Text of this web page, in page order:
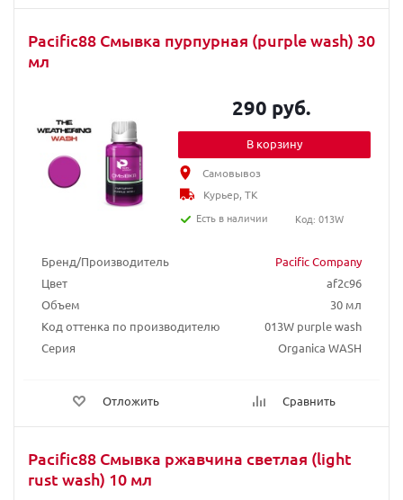
Pacific88 Смывка пурпурная (purple wash) 30
мл
Бренд/Производитель
Pacific Company
Цвет
af2c96
Объем
30 мл
Код оттенка по производителю
013W purple wash
Серия
Organica WASH
Отложить Сравнить
290 руб.
В корзину
Самовывоз
Курьер, ТК
Есть в наличии
Код: 013W
Pacific88 Смывка ржавчина светлая (light
rust wash) 10 мл